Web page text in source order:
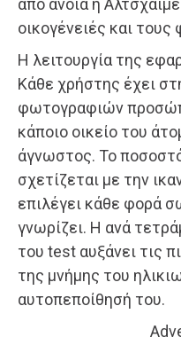
από άνοια ή
οικογένειές και
Η λειτουργία της
Κάθε χρήστης έχει
φωτογραφιών
κάποιο οικείο του
άγνωστος. Το
σχετίζεται με την
επιλέγει κάθε φορά
γνωρίζει. Η ανά
του test αυξάνει τις
της μνήμης του
αυτοπεποίθησή του.